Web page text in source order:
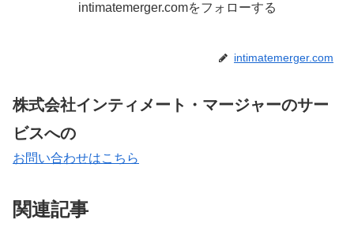
intimatemerger.comをフォローする
intimatemerger.com
株式会社インティメート・マージャーのサー
ビスへの
お問い合わせはこちら
関連記事